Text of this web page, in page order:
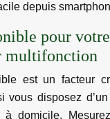
depuis
pour
multifonction
est un facteur
vous disposez
domicile.